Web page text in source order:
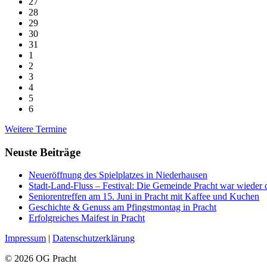
28
29
30
31
1
2
3
4
5
6
Back
calendar
Weitere Termine
Neuste Beiträge
Neueröffnung des Spielplatzes in Niederhausen
Stadt-Land-Fluss – Festival: Die Gemeinde Pracht war wieder
Seniorentreffen am 15. Juni in Pracht mit Kaffee und Kuchen
Geschichte & Genuss am Pfingstmontag in Pracht
Erfolgreiches Maifest in Pracht
Impressum | Datenschutzerklärung
© 2026 OG Pracht